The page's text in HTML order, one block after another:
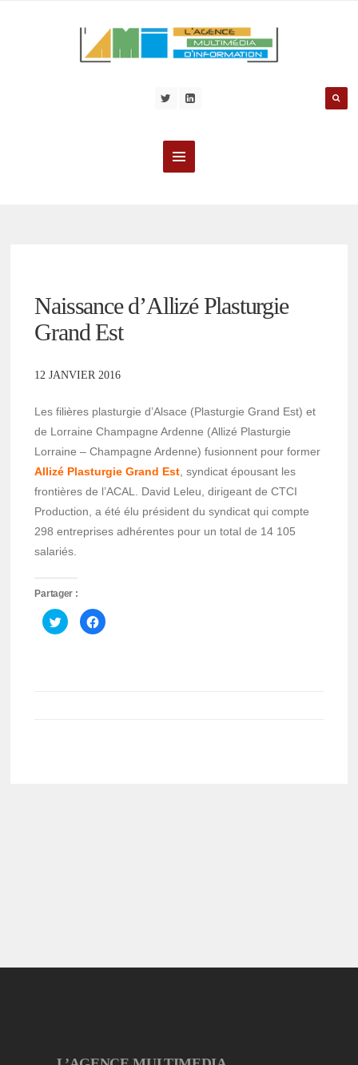
Naissance d’Allizé Plasturgie
Grand Est
12 JANVIER 2016
Les filières plasturgie d’Alsace (Plasturgie Grand Est) et
de Lorraine Champagne Ardenne (Allizé Plasturgie
Lorraine – Champagne Ardenne) fusionnent pour former
Allizé Plasturgie Grand Est , syndicat épousant les
frontières de l’ACAL. David Leleu, dirigeant de CTCI
Production, a été élu président du syndicat qui compte
298 entreprises adhérentes pour un total de 14 105
salariés.
Partager :
Cliquez
pour
partager
Cliquez
pour